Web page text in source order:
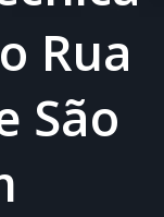
Rua
São